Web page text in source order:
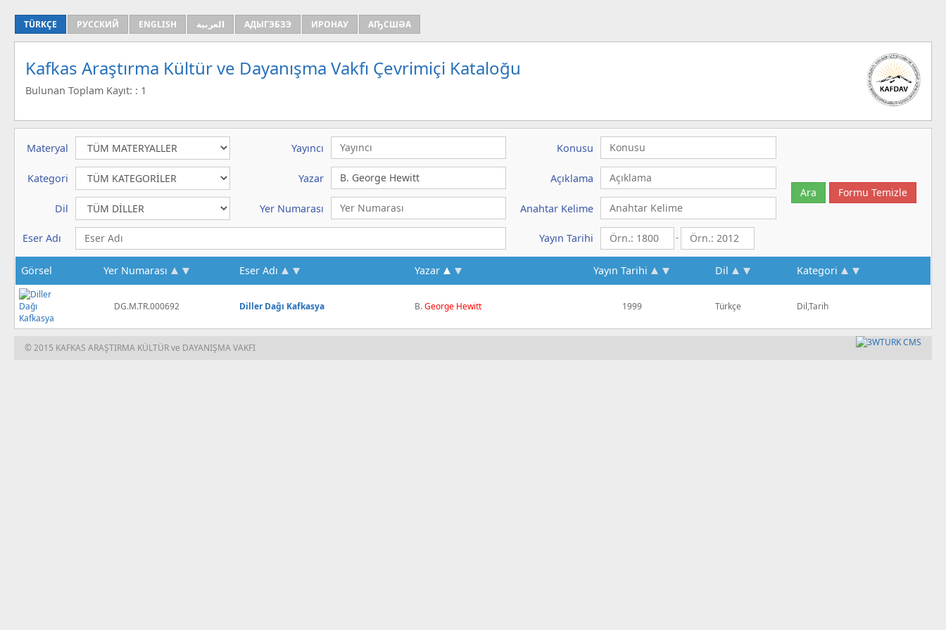
TÜRKÇE РУССКИЙ ENGLISH العربية АДЫГЭБЗЭ ИРОНАУ АҦСШӘА
Kafkas Araştırma Kültür ve Dayanışma Vakfı Çevrimiçi Kataloğu
Bulunan Toplam Kayıt: : 1
Materyal Yayıncı Konusu
Kategori Yazar Açıklama
Dil Yer Numarası Anahtar Kelime
Eser Adı Yayın Tarihi -
Görsel Yer Numarası Eser Adı Yazar Yayın Tarihi Dil Kategori
DG.M.TR.000692 Diller Dağı Kafkasya B.George Hewitt 1999 Türkçe Dil,Tarih
© 2015 KAFKAS ARAŞTIRMA KÜLTÜR ve DAYANIŞMA VAKFI